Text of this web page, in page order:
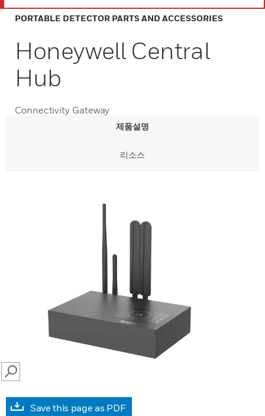
PORTABLE DETECTOR PARTS AND ACCESSORIES
Honeywell Central
Hub
Connectivity Gateway
제품설명
리소스
SEARCH
Save this page as PDF